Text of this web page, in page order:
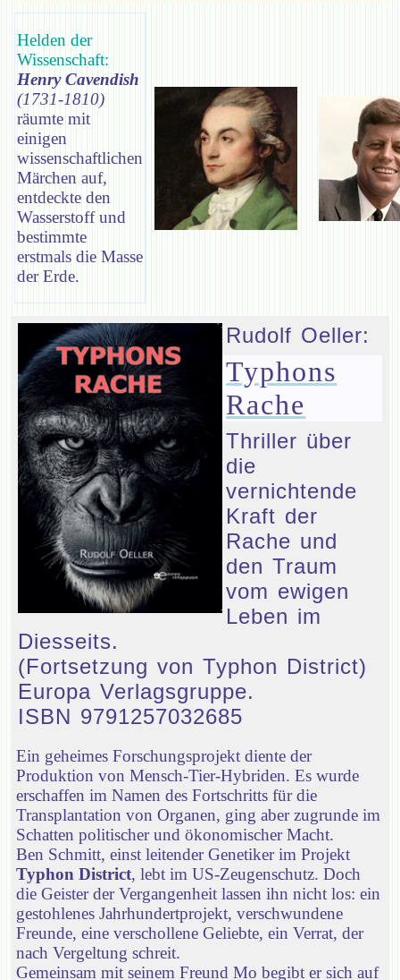
Helden der
Wissenschaft:
Henry Cavendish
(1731-1810)
räumte mit
einigen
wissenschaftlichen
Märchen auf,
entdeckte den
Wasserstoff und
bestimmte
erstmals die Masse
der Erde.
Rudolf Oeller:
Typhons
Rache
Thriller über
die
vernichtende
Kraft der
Rache und
den Traum
vom ewigen
Leben im
Diesseits.
(Fortsetzung von Typhon District)
Europa Verlagsgruppe.
ISBN 9791257032685
Ein geheimes Forschungsprojekt diente der
Produktion von Mensch-Tier-Hybriden. Es wurde
erschaffen im Namen des Fortschritts für die
Transplantation von Organen, ging aber zugrunde im
Schatten politischer und ökonomischer Macht.
Ben Schmitt, einst leitender Genetiker im Projekt
Typhon District, lebt im US-Zeugenschutz. Doch
die Geister der Vergangenheit lassen ihn nicht los: ein
gestohlenes Jahrhundertprojekt, verschwundene
Freunde, eine verschollene Geliebte, ein Verrat, der
nach Vergeltung schreit.
Gemeinsam mit seinem Freund Mo begibt er sich auf